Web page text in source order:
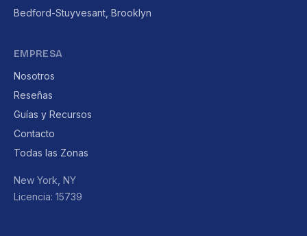
Bedford-Stuyvesant, Brooklyn
EMPRESA
Nosotros
Reseñas
Guías y Recursos
Contacto
Todas las Zonas
New York, NY
Licencia: 15739